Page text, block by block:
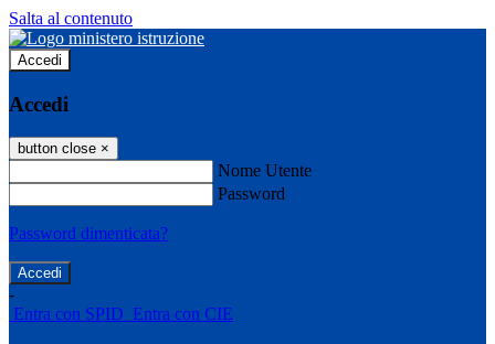
Salta al contenuto
Accedi
Accedi
button close ×
Nome Utente
Password
Password dimenticata?
-
Entra con SPID Entra con CIE